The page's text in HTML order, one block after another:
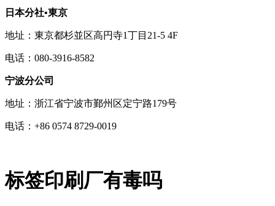
日本分社•東京
地址：東京都杉並区高円寺1丁目21-5 4F
电话：080-3916-8582
宁波分公司
地址：浙江省宁波市鄞州区定宁路179号
电话：+86 0574 8729-0019
标签印刷厂有毒吗